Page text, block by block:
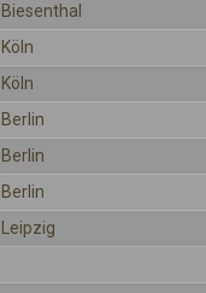
Biesenthal
Köln
Köln
Berlin
Berlin
Berlin
Leipzig